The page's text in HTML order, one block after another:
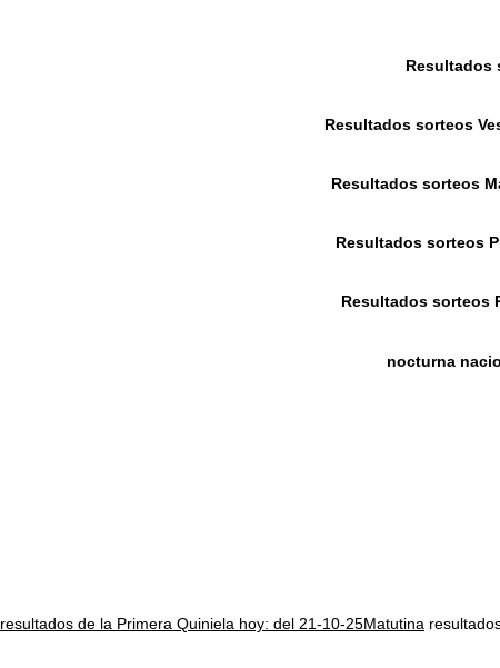
Resultados
Resultados sorteos
Resultados sorteos
Resultados sorteos
Resultados sorteos
nocturna
resultados de la Primera Quiniela hoy: del 21-10-25Matutina